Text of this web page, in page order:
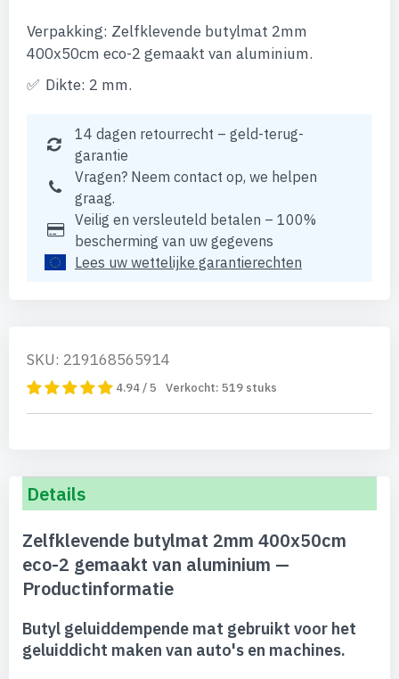
Verpakking: Zelfklevende butylmat 2mm
400x50cm eco-2 gemaakt van aluminium.
Dikte: 2 mm.
14 dagen retourrecht – geld-terug-
garantie
Vragen? Neem contact op, we helpen
graag.
Veilig en versleuteld betalen – 100%
bescherming van uw gegevens
Lees uw wettelijke garantierechten
SKU: 219168565914
4.94 / 5 Verkocht: 519 stuks
Details
Zelfklevende butylmat 2mm 400x50cm
eco-2 gemaakt van aluminium —
Productinformatie
Butyl geluiddempende mat gebruikt voor het
geluiddicht maken van auto's en machines.